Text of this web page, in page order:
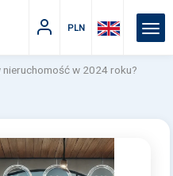
PLN
w 2024 roku?